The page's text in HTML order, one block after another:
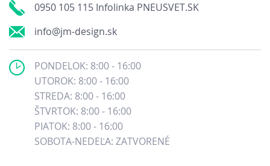
0950 105 115 Infolinka PNEUSVET.SK
info@jm-design.sk
PONDELOK: 8:00 - 16:00
UTOROK: 8:00 - 16:00
STREDA: 8:00 - 16:00
ŠTVRTOK: 8:00 - 16:00
PIATOK: 8:00 - 16:00
SOBOTA-NEDEĽA: ZATVORENÉ